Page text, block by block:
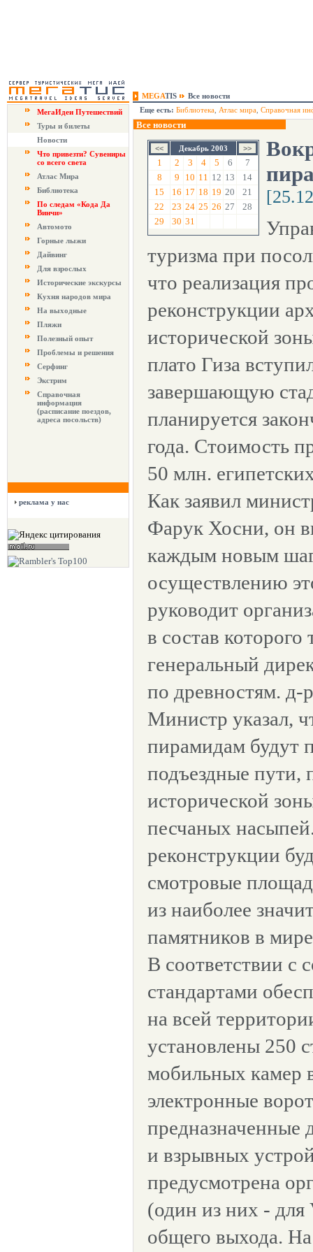
MEGATIS
Все новости
МегаИдеи Путешествий
Туры и билеты
Новости
Что привезти? Сувениры
со всего света
Атлас Мира
Библиотека
По следам «Кода Да
Винчи»
Автомото
Горные лыжи
Дайвинг
Для взрослых
Исторические экскурсы
Кухня народов мира
На выходные
Пляжи
Полезный опыт
Проблемы и решения
Серфинг
Экстрим
Справочная
информация
(расписание поездов,
адреса посольств)
реклама у нас
Еще есть: Библиотека Атлас мира Справочная
Все новости
Декабрь 2003
1 2 3 4 5 6
7
8
9 10 11 12 13
14
15
16 17 18 19 20
21
22
23 24 25 26 27
28
29
30 31
туризма при
что реализация
реконструкции
исторической
плато Гиза
завершающую
планируется
года. Стоимость
50 млн.
Как заявил
Фарук Хосни, он
каждым новым
осуществлению
руководит
в состав которого
генеральный
по древностям. д-
Министр указал,
пирамидам будут
подъездные пути,
исторической
песчаных
реконструкции
смотровые
из наиболее
памятников в
В соответствии с
стандартами
на всей
установлены 250
мобильных камер
электронные
предназначенные
и взрывных
предусмотрена
(один из них - для
общего выхода.